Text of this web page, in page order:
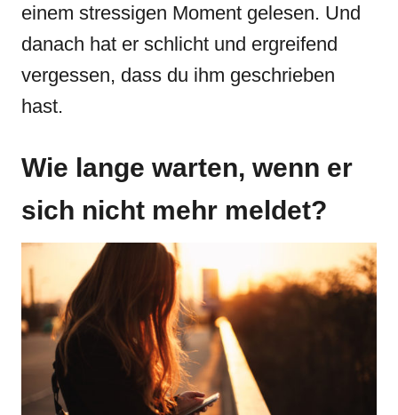
einem stressigen Moment gelesen. Und
danach hat er schlicht und ergreifend
vergessen, dass du ihm geschrieben
hast.
Wie lange warten, wenn er
sich nicht mehr meldet?